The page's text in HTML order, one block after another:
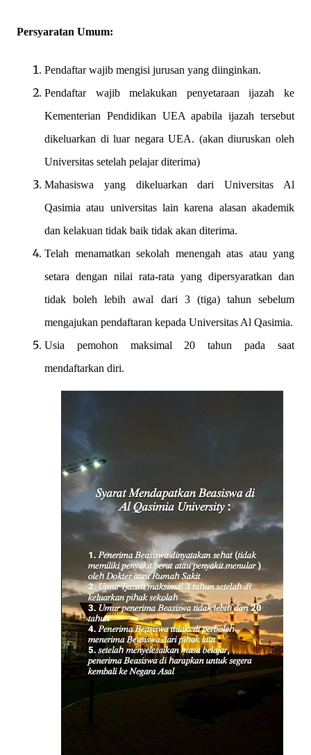
Persyaratan Umum:
Pendaftar wajib mengisi jurusan yang diinginkan.
Pendaftar wajib melakukan penyetaraan ijazah ke
Kementerian Pendidikan UEA apabila ijazah tersebut
dikeluarkan di luar negara UEA. (akan diuruskan oleh
Universitas setelah pelajar diterima)
Mahasiswa yang dikeluarkan dari Universitas Al
Qasimia atau universitas lain karena alasan akademik
dan kelakuan tidak baik tidak akan diterima.
Telah menamatkan sekolah menengah atas atau yang
setara dengan nilai rata-rata yang dipersyaratkan dan
tidak boleh lebih awal dari 3 (tiga) tahun sebelum
mengajukan pendaftaran kepada Universitas Al Qasimia.
Usia pemohon maksimal 20 tahun pada saat
mendaftarkan diri.